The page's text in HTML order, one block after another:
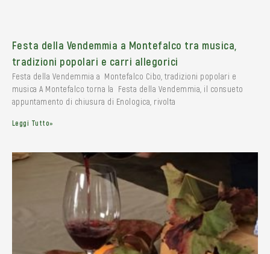
Festa della Vendemmia a Montefalco tra musica,
tradizioni popolari e carri allegorici
Festa della Vendemmia a Montefalco Cibo, tradizioni popolari e
musica A Montefalco torna la Festa della Vendemmia, il consueto
appuntamento di chiusura di Enologica, rivolta
Leggi Tutto»